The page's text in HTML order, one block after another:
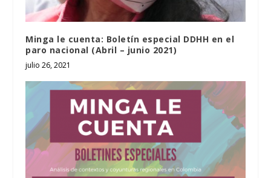
Minga le cuenta: Boletín especial DDHH en el
paro nacional (Abril – junio 2021)
julio 26, 2021